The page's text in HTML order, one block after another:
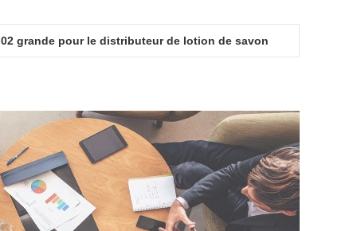
grande pour le distributeur de lotion de savon
et l'hygiène des cheveux